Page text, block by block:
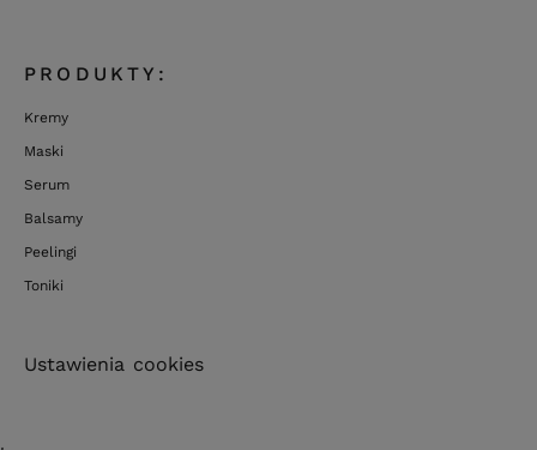
PRODUKTY:
Kremy
Maski
Serum
Balsamy
Peelingi
Toniki
Ustawienia cookies